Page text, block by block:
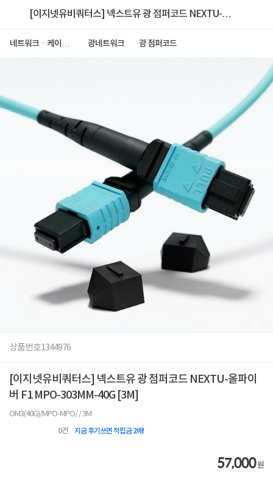
[이지넷유비쿼터스] 넥스트유 광 점퍼코드 NEXTU-올
네트워크ㆍ케이블
광네트워크 광 점퍼코드
상품번호1344976
[이지넷유비쿼터스] 넥스트유 광 점퍼코드 NEXTU-올파이
버 F1 MPO-303MM-40G [3M]
OM3(40G)/MPO-MPO/ / 3M
0건 지금 후기쓰면 적립금 2배!
57,000원